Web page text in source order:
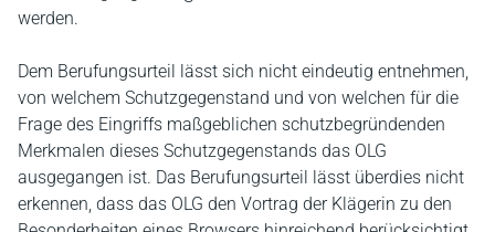
werden.
Dem Berufungsurteil lässt sich nicht eindeutig entnehmen,
von welchem Schutzgegenstand und von welchen für die
Frage des Eingriffs maßgeblichen schutzbegründenden
Merkmalen dieses Schutzgegenstands das OLG
ausgegangen ist. Das Berufungsurteil lässt überdies nicht
erkennen, dass das OLG den Vortrag der Klägerin zu den